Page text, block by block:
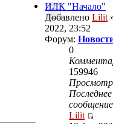
ИЛК "Начало"
Добавлено Lilit
2022, 23:52
Форум:
0
159946
Последнее
сообщение
Lilit